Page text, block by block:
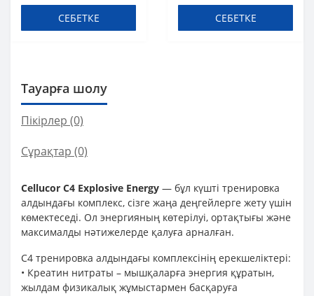
дана)
СЕБЕТКЕ
дана)
СЕБЕТКЕ
Тауарға шолу
Пікірлер (0)
Сұрақтар (0)
Cellucor C4 Explosive Energy — бұл күшті тренировка
алдындағы комплекс, сізге жаңа деңгейлерге жету үшін
көмектеседі. Ол энергияның көтерілуі, ортақтығы және
максималды нәтижелерде қалуға арналған.
C4 тренировка алдындағы комплексінің ерекшеліктері:
• Креатин нитраты – мышқаларға энергия құратын,
жылдам физикалық жұмыстармен басқаруға